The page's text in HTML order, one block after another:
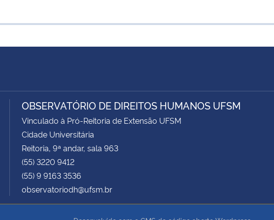
OBSERVATÓRIO DE DIREITOS HUMANOS UFSM
Vinculado à Pró-Reitoria de Extensão UFSM
Cidade Universitária
Reitoria, 9ª andar, sala 963
(55) 3220 9412
(55) 9 9163 3536
observatoriodh@ufsm.br